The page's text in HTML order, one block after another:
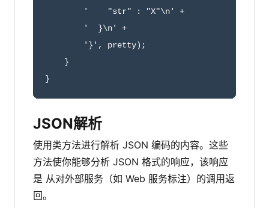
        '    "str" : "X"\n' +
        '  }\n' +
        '}', pretty);
    }
}
JSON解析
使用类方法进行解析 JSON 编码的内容。这些
方法使你能够分析 JSON 格式的响应，该响应
是 从对外部服务（如 Web 服务标注）的调用返
回。